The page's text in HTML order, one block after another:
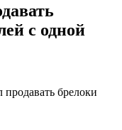
с одной
брелоки